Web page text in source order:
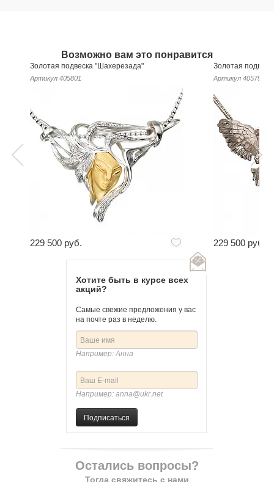
Возможно вам это понравится
Золотая подвеска "Шахерезада"
Артикул 405801
229 500 руб.
Золотая
Артикул 405795
229 500 руб.
Хотите быть в курсе всех
акций?
Самые свежие предложения у вас
на почте раз в неделю.
Например: Анна
Например: anna@ukr.net
Подписаться
Остались вопросы?
Тогда свяжитесь с нами